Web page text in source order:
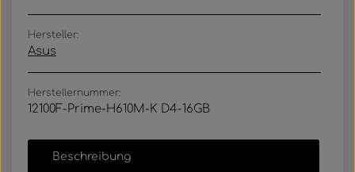
Hersteller:
Asus
Herstellernummer:
12100F-Prime-H610M-K D4-16GB
Beschreibung